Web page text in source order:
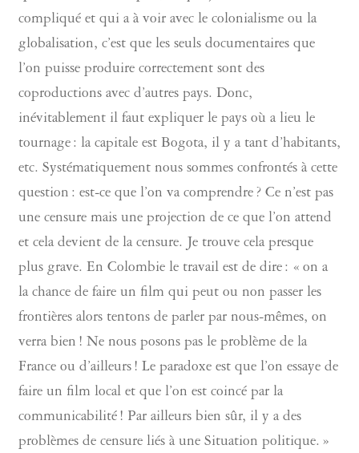
compliqué et qui a à voir avec le colonialisme ou la
globalisation, c’est que les seuls documentaires que
l’on puisse produire correctement sont des
coproductions avec d’autres pays. Donc,
inévitablement il faut expliquer le pays où a lieu le
tournage : la capitale est Bogota, il y a tant d’habitants,
etc. Systématiquement nous sommes confrontés à cette
question : est-ce que l’on va comprendre ? Ce n’est pas
une censure mais une projection de ce que l’on attend
et cela devient de la censure. Je trouve cela presque
plus grave. En Colombie le travail est de dire : « on a
la chance de faire un film qui peut ou non passer les
frontières alors tentons de parler par nous-mêmes, on
verra bien ! Ne nous posons pas le problème de la
France ou d’ailleurs ! Le paradoxe est que l’on essaye de
faire un film local et que l’on est coincé par la
communicabilité ! Par ailleurs bien sûr, il y a des
problèmes de censure liés à une Situation politique. »